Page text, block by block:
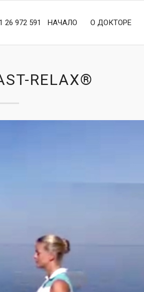
26 972 591 НАЧАЛО О ДОКТОРЕ
RELAX®